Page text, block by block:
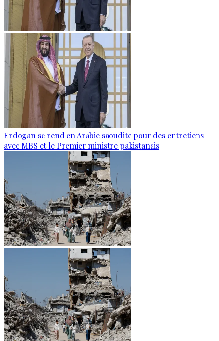
Erdogan se rend en Arabie saoudite pour des entretiens
avec MBS et le Premier ministre pakistanais